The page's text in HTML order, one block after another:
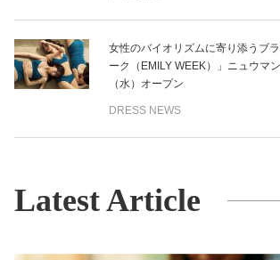
女性のバイオリズムに寄り添うブ
ーク（EMILY WEEK）」ニュウマ
（水）オープン
DRESS NEWS
Latest Article